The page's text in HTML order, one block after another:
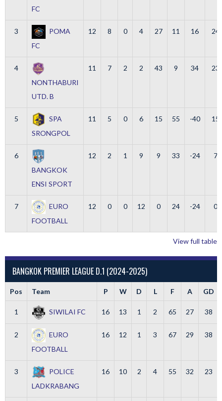
FC
3
POMA
FC
12 8 0 4 27 11 16 24
4
NONTHABURI
UTD. B
11 7 2 2 43 9 34 23
5
SPA
SRONGPOL
11 5 0 6 15 55 -40 15
6
BANGKOK
ENSI SPORT
12 2 1 9 9 33 -24 7
7
EURO
FOOTBALL
12 0 0 12 0 24 -24 0
View full table
BANGKOK PREMIER LEAGUE D.1 (2024-2025)
Pos Team P W D L F A GD
1 SIWILAI FC 16 13 1 2 65 27 38
2
EURO
FOOTBALL
16 12 1 3 67 29 38
3
POLICE
LADKRABANG
16 10 2 4 55 32 23